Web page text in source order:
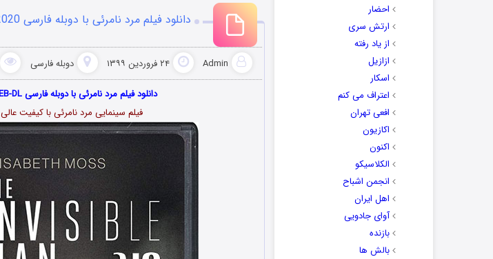
احضار
ارتش سری
از یاد رفته
ازازیل
اسکار
اعتراف می کنم
افعی تهران
اکازیون
اکنون
الکلاسیکو
انجمن اشباح
اهل ایران
آوای جادویی
بازنده
بالش ها
دانلود فیلم مرد نامرئی با دوبله فارسی The Invisible Man 2020
Admin ۲۴ فروردین ۱۳۹۹ دوبله فارسی
دانلود فیلم مرد نامرئی با دوبله فارسی The Invisible Man 2020 WEB-DL
فیلم سینمایی مرد نامرئی با کیفیت عالی 1080p & 720p & 480p